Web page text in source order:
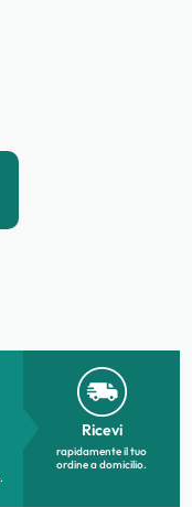
Ricevi
rapidamente il tuo
ordine a domicilio.